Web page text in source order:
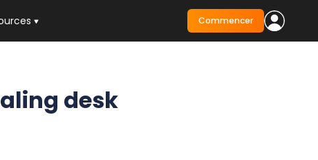
Commencer
desk